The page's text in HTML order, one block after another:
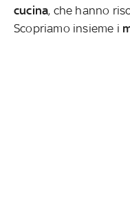
cucina, che hanno
Scopriamo insieme i